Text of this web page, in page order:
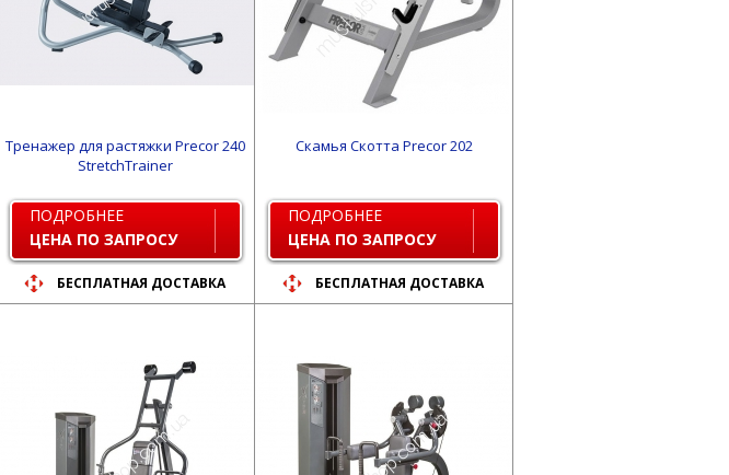
Тренажер для растяжки Precor 240
StretchTrainer
ПОДРОБНЕЕ
ЦЕНА ПО ЗАПРОСУ
БЕСПЛАТНАЯ ДОСТАВКА
Скамья Скотта Precor 202
ПОДРОБНЕЕ
ЦЕНА ПО ЗАПРОСУ
БЕСПЛАТНАЯ ДОСТАВКА